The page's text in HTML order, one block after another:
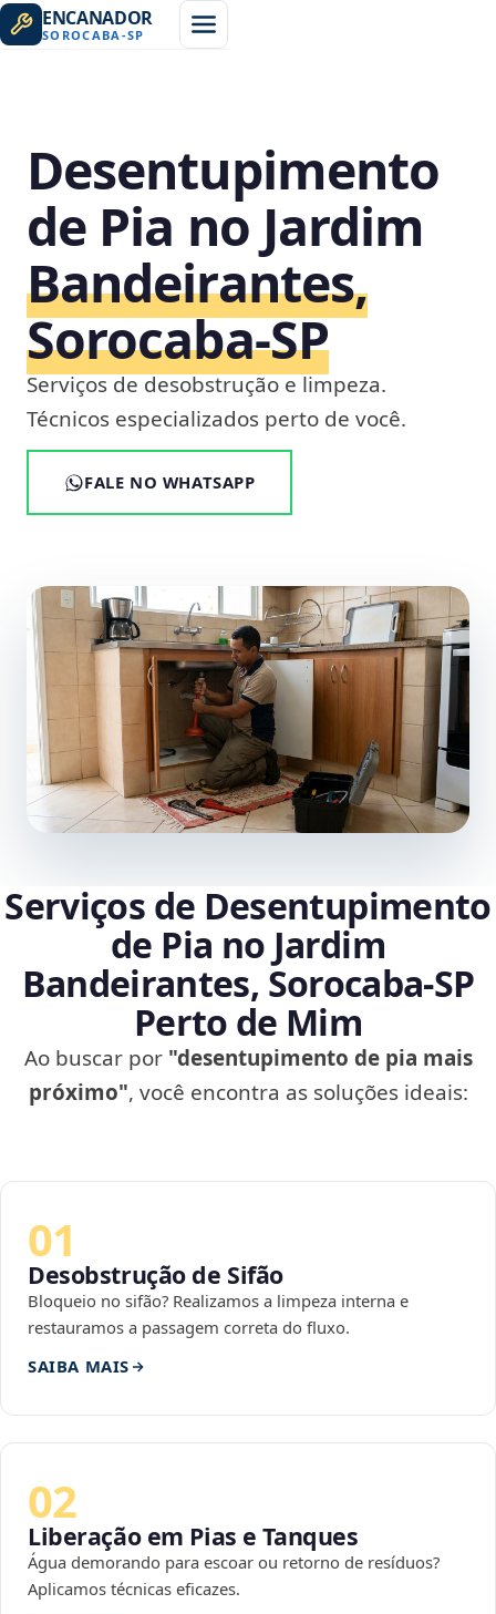
ENCANADOR
SOROCABA -SP
Desentupimento
de Pia no Jardim
Bandeirantes,
Sorocaba‑SP
Serviços de desobstrução e limpeza.
Técnicos especializados perto de você.
FALE NO WHATSAPP
Serviços de Desentupimento
de Pia no Jardim
Bandeirantes, Sorocaba‑SP
Perto de Mim
Ao buscar por "desentupimento de pia mais
próximo", você encontra as soluções ideais:
01
Desobstrução de Sifão
Bloqueio no sifão? Realizamos a limpeza interna e
restauramos a passagem correta do fluxo.
SAIBA MAIS
02
Liberação em Pias e Tanques
Água demorando para escoar ou retorno de resíduos?
Aplicamos técnicas eficazes.